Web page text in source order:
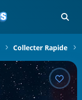
Collecter Rapide